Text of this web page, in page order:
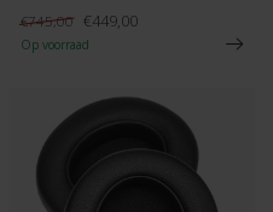
€745,00 €449,00
Op voorraad